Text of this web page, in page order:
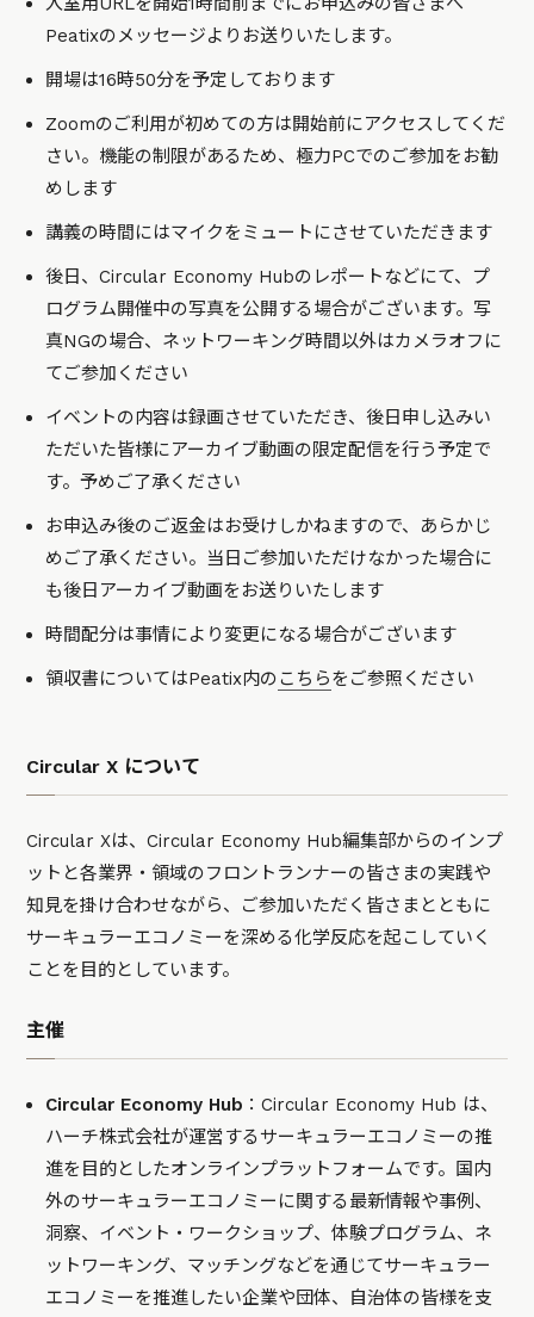
Peatixのメッセージよりお送りいたします。
開場は16時50分を予定しております
Zoomのご利用が初めての方は開始前にアクセスしてくだ
さい。機能の制限があるため、極力PCでのご参加をお勧
めします
講義の時間にはマイクをミュートにさせていただきます
後日、Circular Economy Hubのレポートなどにて、プ
ログラム開催中の写真を公開する場合がございます。写
真NGの場合、ネットワーキング時間以外はカメラオフに
てご参加ください
イベントの内容は録画させていただき、後日申し込みい
ただいた皆様にアーカイブ動画の限定配信を行う予定で
す。予めご了承ください
お申込み後のご返金はお受けしかねますので、あらかじ
めご了承ください。当日ご参加いただけなかった場合に
も後日アーカイブ動画をお送りいたします
時間配分は事情により変更になる場合がございます
領収書についてはPeatix内のこちらをご参照ください
Circular X について
Circular Xは、Circular Economy Hub編集部からのインプ
ットと各業界・領域のフロントランナーの皆さまの実践や
知見を掛け合わせながら、ご参加いただく皆さまとともに
サーキュラーエコノミーを深める化学反応を起こしていく
ことを目的としています。
主催
Circular Economy Hub ：Circular Economy Hub は、
ハーチ株式会社が運営するサーキュラーエコノミーの推
進を目的としたオンラインプラットフォームです。国内
外のサーキュラーエコノミーに関する最新情報や事例、
洞察、イベント・ワークショップ、体験プログラム、ネ
ットワーキング、マッチングなどを通じてサーキュラー
エコノミーを推進したい企業や団体、自治体の皆様を支